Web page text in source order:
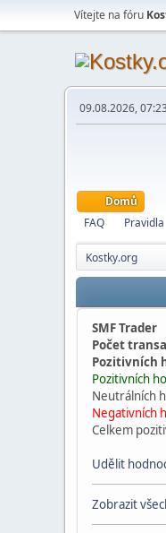
Vítejte na fóru
09.08.2026,
Domů
FAQ
Pravidla
Kostky.org
SMF Trader
Počet
Pozitivních
Pozitivních
Neutrálních
Negativních
Celkem
Udělit
Zobrazit